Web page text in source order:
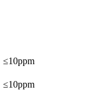
≤10ppm
≤10ppm